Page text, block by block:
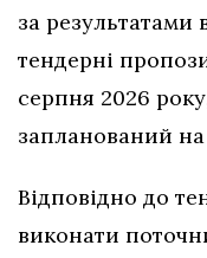
за результатами
тендерні
серпня 2026
запланований на
Відповідно до
виконати